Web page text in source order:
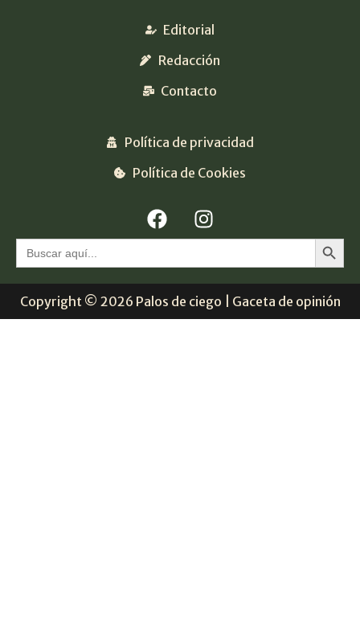
Editorial
Redacción
Contacto
Política de privacidad
Política de Cookies
Buscar: Botón
Copyright © 2026 Palos de ciego | Gaceta de opinión